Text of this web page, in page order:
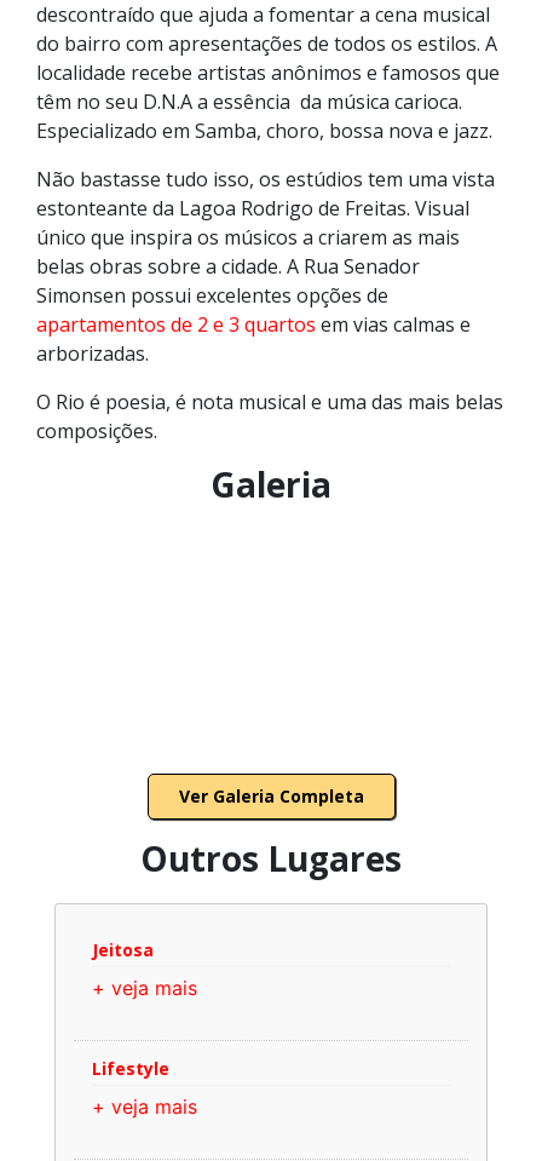
descontraído que ajuda a fomentar a cena musical
do bairro com apresentações de todos os estilos. A
localidade recebe artistas anônimos e famosos que
têm no seu D.N.A a essência da música carioca.
Especializado em Samba, choro, bossa nova e jazz.
Não bastasse tudo isso, os estúdios tem uma vista
estonteante da Lagoa Rodrigo de Freitas. Visual
único que inspira os músicos a criarem as mais
belas obras sobre a cidade. A Rua Senador
Simonsen possui excelentes opções de
apartamentos de 2 e 3 quartos em vias calmas e
arborizadas.
O Rio é poesia, é nota musical e uma das mais belas
composições.
Galeria
Ver Galeria Completa
Outros Lugares
Jeitosa
+ veja mais
Lifestyle
+ veja mais